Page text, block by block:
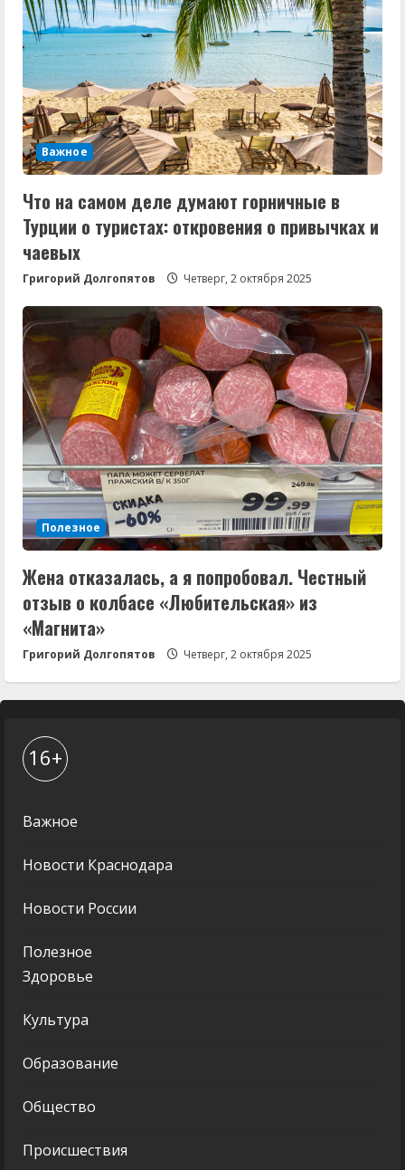
Важное
Что на самом деле думают горничные в
Турции о туристах: откровения о привычках и
чаевых
Григорий Долгопятов Четверг, 2 октября 2025
Полезное
Жена отказалась, а я попробовал. Честный
отзыв о колбасе «Любительская» из
«Магнита»
Григорий Долгопятов Четверг, 2 октября 2025
16+
Важное
Новости Краснодара
Новости России
Полезное
Здоровье
Культура
Образование
Общество
Происшествия